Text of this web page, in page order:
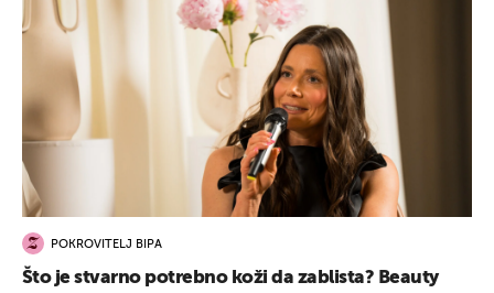
POKROVITELJ BIPA
Što je stvarno potrebno koži da zablista? Beauty